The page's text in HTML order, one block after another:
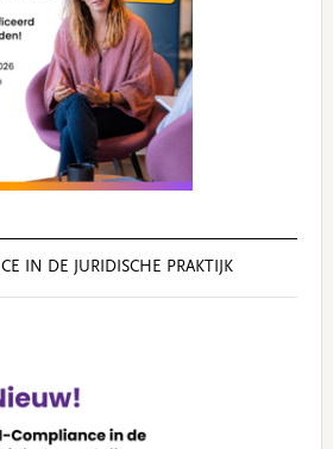
IN DE JURIDISCHE PRAKTIJK